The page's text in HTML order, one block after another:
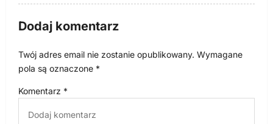
Dodaj komentarz
Twój adres email nie zostanie opublikowany. Wymagane
pola są oznaczone *
Komentarz *